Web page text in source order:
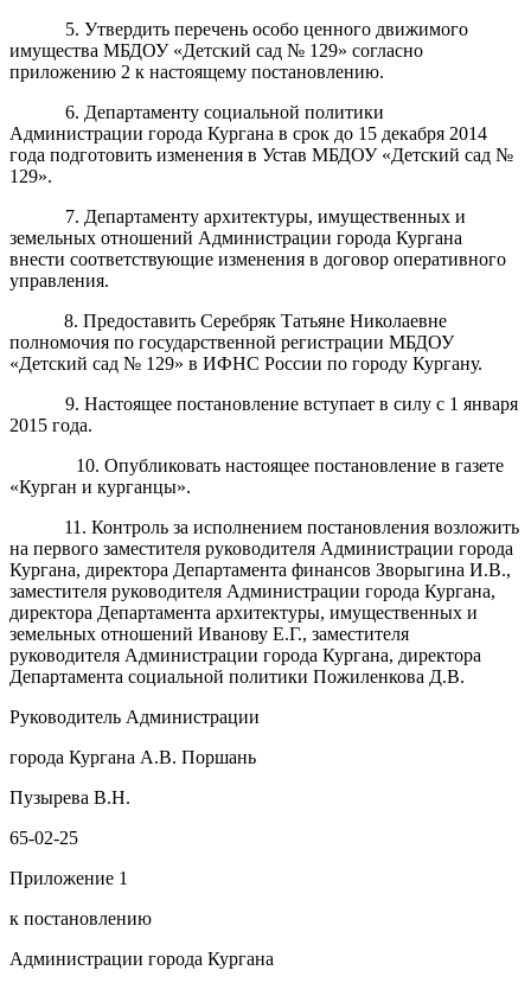
5. Утвердить перечень особо ценного движимого
имущества МБДОУ «Детский сад № 129» согласно
приложению 2 к настоящему постановлению.
6. Департаменту социальной политики
Администрации города Кургана в срок до 15 декабря 2014
года подготовить изменения в Устав МБДОУ «Детский сад №
129».
7. Департаменту архитектуры, имущественных и
земельных отношений Администрации города Кургана
внести соответствующие изменения в договор оперативного
управления.
8. Предоставить Серебряк Татьяне Николаевне
полномочия по государственной регистрации МБДОУ
«Детский сад № 129» в ИФНС России по городу Кургану.
9. Настоящее постановление вступает в силу с 1 января
2015 года.
10. Опубликовать настоящее постановление в газете
«Курган и курганцы».
11. Контроль за исполнением постановления возложить
на первого заместителя руководителя Администрации города
Кургана, директора Департамента финансов Зворыгина И.В.,
заместителя руководителя Администрации города Кургана,
директора Департамента архитектуры, имущественных и
земельных отношений Иванову Е.Г., заместителя
руководителя Администрации города Кургана, директора
Департамента социальной политики Пожиленкова Д.В.
Руководитель Администрации
города Кургана А.В. Поршань
Пузырева В.Н.
65-02-25
Приложение 1
к постановлению
Администрации города Кургана